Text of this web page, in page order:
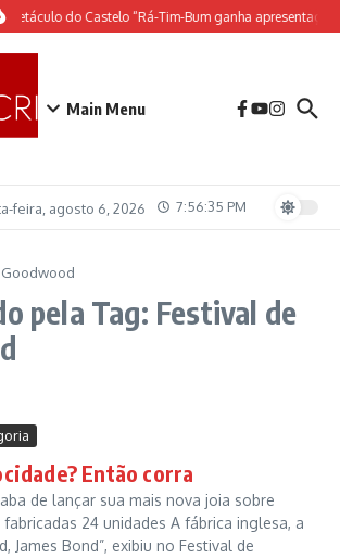
do Castelo “Rá-Tim-Bum ganha
Main Menu
feira, agosto 6, 2026 7:56:35 PM
pela Tag: Festival de
Então corra
de lançar sua mais nova joia sobre
24 unidades A fábrica inglesa, a
James Bond”, exibiu no Festival de